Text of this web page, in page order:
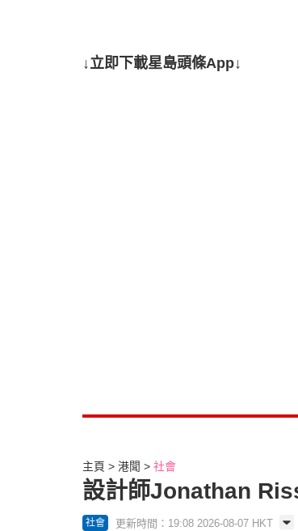
↓立即下載星島頭條App↓
主頁 港聞 社會
設計師Jonathan
社會 更新時間：19:08 2026-08-07 HKT